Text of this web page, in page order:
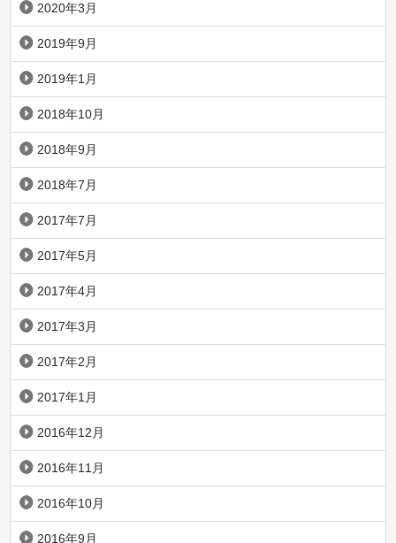
2020年3月
2019年9月
2019年1月
2018年10月
2018年9月
2018年7月
2017年7月
2017年5月
2017年4月
2017年3月
2017年2月
2017年1月
2016年12月
2016年11月
2016年10月
2016年9月